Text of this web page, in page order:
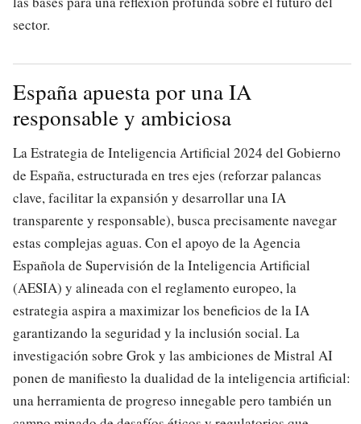
sector.
España apuesta por una IA
responsable y ambiciosa
La Estrategia de Inteligencia Artificial 2024 del Gobierno
de España, estructurada en tres ejes (reforzar palancas
clave, facilitar la expansión y desarrollar una IA
transparente y responsable), busca precisamente navegar
estas complejas aguas. Con el apoyo de la Agencia
Española de Supervisión de la Inteligencia Artificial
(AESIA) y alineada con el reglamento europeo, la
estrategia aspira a maximizar los beneficios de la IA
garantizando la seguridad y la inclusión social. La
investigación sobre Grok y las ambiciones de Mistral AI
ponen de manifiesto la dualidad de la inteligencia artificial:
una herramienta de progreso innegable pero también un